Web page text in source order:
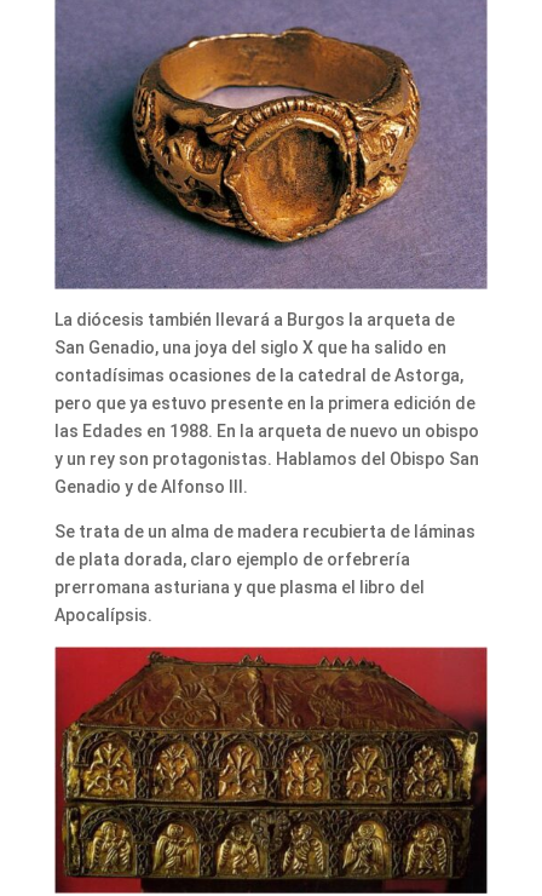
La diócesis también llevará a Burgos la arqueta de
San Genadio, una joya del siglo X que ha salido en
contadísimas ocasiones de la catedral de Astorga,
pero que ya estuvo presente en la primera edición de
las Edades en 1988. En la arqueta de nuevo un obispo
y un rey son protagonistas. Hablamos del Obispo San
Genadio y de Alfonso III.
Se trata de un alma de madera recubierta de láminas
de plata dorada, claro ejemplo de orfebrería
prerromana asturiana y que plasma el libro del
Apocalípsis.